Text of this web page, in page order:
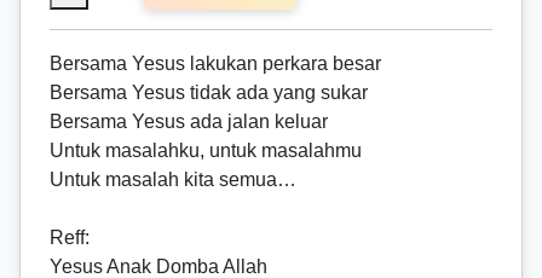
Bersama Yesus lakukan perkara besar
Bersama Yesus tidak ada yang sukar
Bersama Yesus ada jalan keluar
Untuk masalahku, untuk masalahmu
Untuk masalah kita semua…
Reff:
Yesus Anak Domba Allah